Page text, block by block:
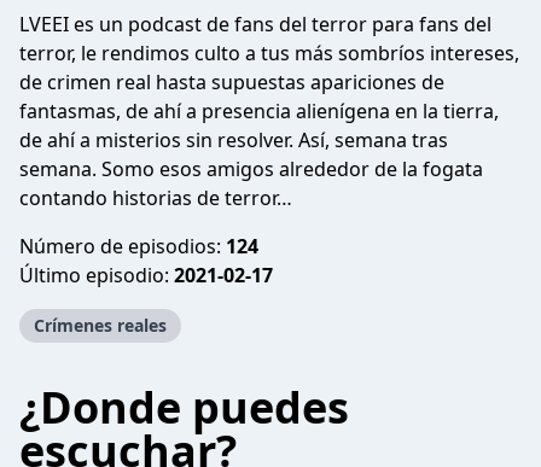
LVEEI es un podcast de fans del terror para fans del
terror, le rendimos culto a tus más sombríos intereses,
de crimen real hasta supuestas apariciones de
fantasmas, de ahí a presencia alienígena en la tierra,
de ahí a misterios sin resolver. Así, semana tras
semana. Somo esos amigos alrededor de la fogata
contando historias de terror…
Número de episodios: 124
Último episodio: 2021-02-17
Crímenes reales
¿Donde puedes
escuchar?